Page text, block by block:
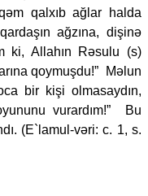
qalxıb ağlar halda
ağzına, dişinə
ki, Allahın Rəsulu (s)
qoymuşdu!” Məlun
bir kişi olmasaydın,
vurardım!” Bu
(E`lamul-vəri: c. 1, s.